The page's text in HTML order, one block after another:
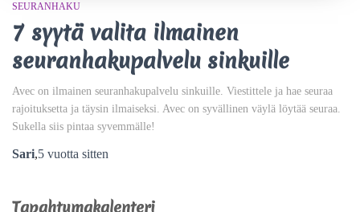
SEURANHAKU
7 syytä valita ilmainen
seuranhakupalvelu sinkuille
Avec on ilmainen seuranhakupalvelu sinkuille. Viestittele ja hae seuraa
rajoituksetta ja täysin ilmaiseksi. Avec on syvällinen väylä löytää seuraa.
Sukella siis pintaa syvemmälle!
Sari,5 vuotta sitten
Tapahtumakalenteri